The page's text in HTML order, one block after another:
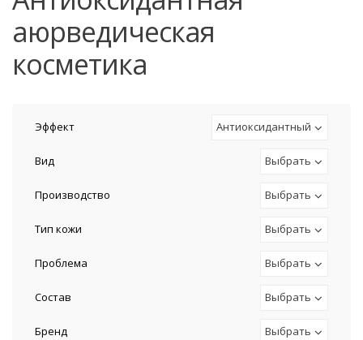
аюрведическая
косметика
Эффект Антиоксидантный
Вид Выбрать
Производство Выбрать
Тип кожи Выбрать
Проблема Выбрать
Состав Выбрать
Бренд Выбрать